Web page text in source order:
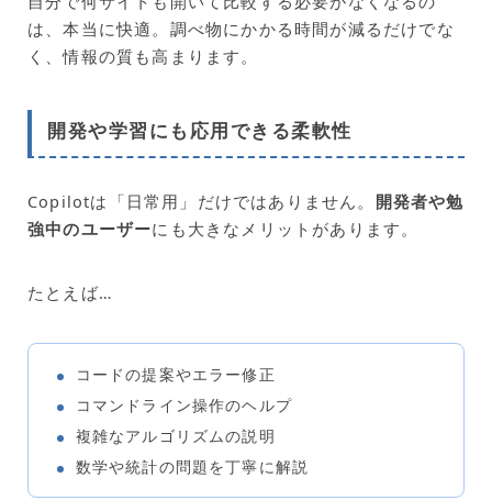
は、本当に快適。調べ物にかかる時間が減るだけでな
く、情報の質も高まります。
開発や学習にも応用できる柔軟性
Copilotは「日常用」だけではありません。 開発者や勉
強中のユーザーにも大きなメリットがあります。
たとえば…
コードの提案やエラー修正
コマンドライン操作のヘルプ
複雑なアルゴリズムの説明
数学や統計の問題を丁寧に解説